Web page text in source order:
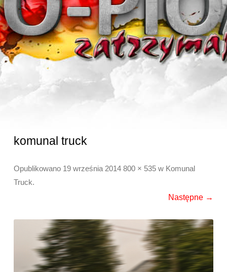
komunal truck
Opublikowano 19 września 2014 800 × 535 w Komunal
Truck.
Następne →